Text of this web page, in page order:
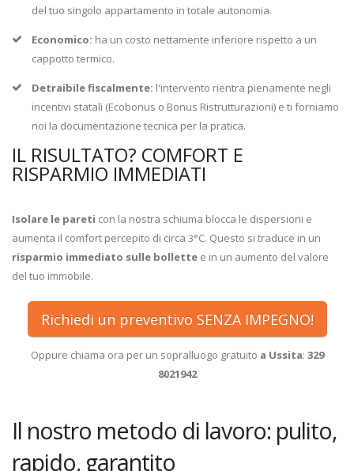
del tuo singolo appartamento in totale autonomia.
Economico: ha un costo nettamente inferiore rispetto a un
cappotto termico.
Detraibile fiscalmente: l'intervento rientra pienamente negli
incentivi statali (Ecobonus o Bonus Ristrutturazioni) e ti forniamo
noi la documentazione tecnica per la pratica.
IL RISULTATO? COMFORT E
RISPARMIO IMMEDIATI
Isolare le pareti con la nostra schiuma blocca le dispersioni e
aumenta il comfort percepito di circa 3°C. Questo si traduce in un
risparmio immediato sulle bollette e in un aumento del valore
del tuo immobile.
Richiedi un preventivo SENZA IMPEGNO!
Oppure chiama ora per un sopralluogo gratuito a Ussita: 329
8021942
Il nostro metodo di lavoro: pulito,
rapido, garantito